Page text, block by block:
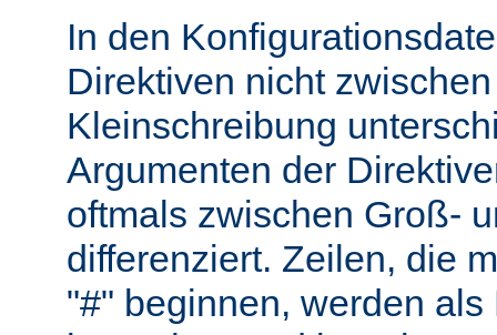
In den
Direktiven nicht
Kleinschreibung
Argumenten der
oftmals zwischen Groß-
differenziert. Zeilen, die
"#" beginnen, werden als